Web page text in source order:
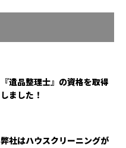
『遺品整理士』の資格を取得
しました！
弊社はハウスクリーニングが